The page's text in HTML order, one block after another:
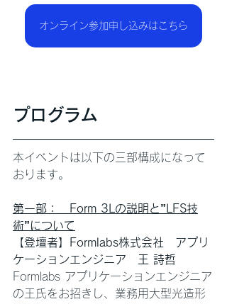
オンライン参加申し込みはこちら
プログラム
本イベントは以下の三部構成になって
おります。
第一部：　Form 3Lの説明と”LFS技
術”について
【登壇者】Formlabs株式会社　アプリ
ケーションエンジニア　王 詩哲
Formlabs アプリケーションエンジニア
の王氏をお招きし、業務用大型光造形